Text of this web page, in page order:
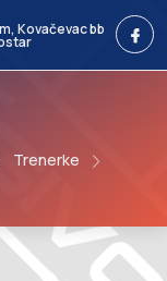
Kovačevac bb
Trenerke